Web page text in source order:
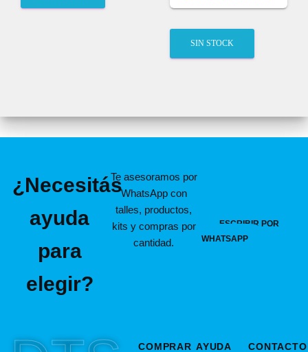
SIN STOCK
¿Necesitás
ayuda
para
elegir?
Te asesoramos por
WhatsApp con
talles, productos,
kits y compras por
cantidad.
ESCRIBIR POR
WHATSAPP
COMPRAR AYUDA CONTACTO